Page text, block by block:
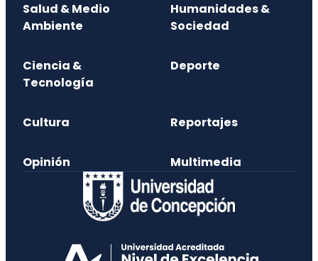
Salud & Medio
Ambiente
Humanidades &
Sociedad
Ciencia &
Tecnología
Deporte
Cultura Reportajes
Opinión Multimedia